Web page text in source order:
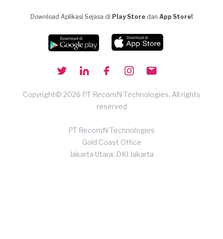
Download Aplikasi Sejasa di Play Store dan App Store!
Copyright© 2026 PT RecomN Technologies, All rights
reserved
PT RecomN Technologies
Gold Coast Office
Jakarta Utara, DKI Jakarta